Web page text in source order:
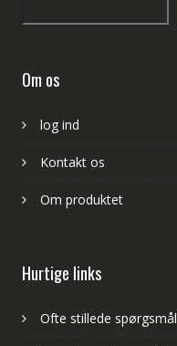
Om os
log ind
Kontakt os
Om produktet
Hurtige links
Ofte stillede spørgsmål